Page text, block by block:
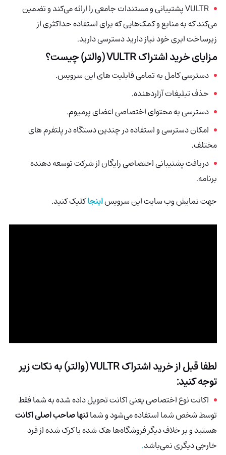
VULTR پشتیبانی و مستندات جامعی را ارائه می‌کند و تضمین
می‌کند که به منابع و کمک‌هایی که برای استفاده حداکثری از
زیرساخت ابری خود نیاز دارید دسترسی دارید.
مزایای خرید اشتراک VULTR (والتر) چیست؟
دسترسی کامل به تمامی قابلیت های این سرویس.
حذف تبلیغات آزاردهنده.
دسترسی به محتوای اختصاصی اعضای پرمیوم.
امکان دسترسی و استفاده در چندین دستگاه در پلتفرم های
مختلف.
دریافت پشتیبانی اختصاصی رایگان از شرکت توسعه دهنده
برنامه.
جهت نمایش وب سایت این سرویساینجاکلیک کنید.
لطفا قبل از خرید اشتراکVULTR (والتر)
به نکات زیر
توجه کنید:
اکانت نوع اختصاصی یعنی اکانت تحویل داده شده به شما فقط
توسط شخص شما استفاده می‌شود و شماتنها صاحب اصلی اکانت
هستید و بر خلاف دیگر فروشگاه‌ها هک شدهیا کرک شده از فرد
خارجی دیگری نمی‌باشد.